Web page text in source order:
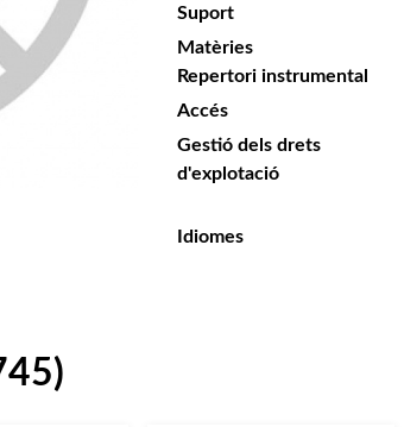
Suport
Matèries
Repertori instrumental
Accés
Gestió dels drets
d'explotació
Idiomes